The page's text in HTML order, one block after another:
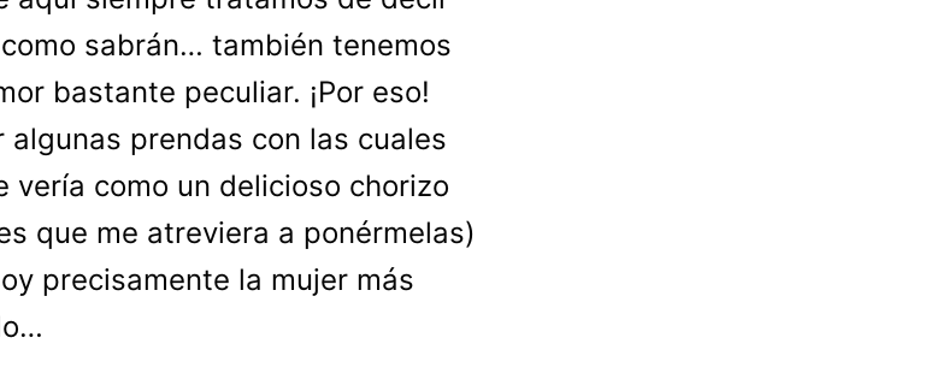
sabrán… también tenemos
bastante peculiar. ¡Por eso!
prendas con las cuales
vería como un delicioso chorizo
que me atreviera a ponérmelas)
precisamente la mujer más